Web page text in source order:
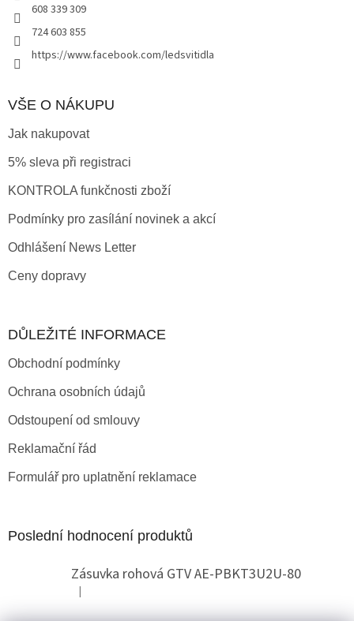
608 339 309
724 603 855
https://www.facebook.com/ledsvitidla
VŠE O NÁKUPU
Jak nakupovat
5% sleva při registraci
KONTROLA funkčnosti zboží
Podmínky pro zasílání novinek a akcí
Odhlášení News Letter
Ceny dopravy
DŮLEŽITÉ INFORMACE
Obchodní podmínky
Ochrana osobních údajů
Odstoupení od smlouvy
Reklamační řád
Formulář pro uplatnění reklamace
Poslední hodnocení produktů
Zásuvka rohová GTV AE-PBKT3U2U-80
Hodnocení produktu je 2 z 5 hvězdiček.
|